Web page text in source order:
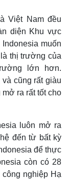
Việt Nam đều
diện Khu vực
muốn
thị trường của
lớn hơn.
cũng rất giàu
ra rất tốt cho
luôn mở ra
đến từ bất kỳ
để thực
còn có 28
nghiệp Hạ